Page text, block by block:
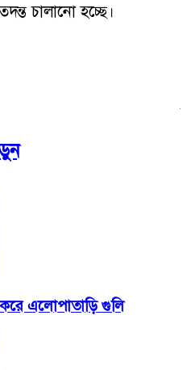
চালানো হচ্ছে।
করে এলোপাতাড়ি গুলি